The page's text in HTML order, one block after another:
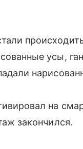
усы,
на
закончился.